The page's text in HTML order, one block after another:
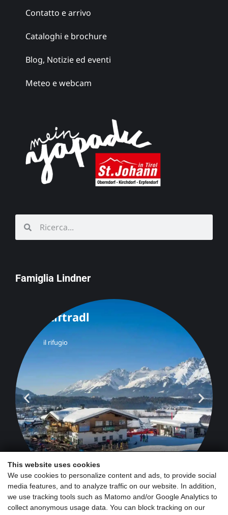
This website uses cookies
We use cookies to personalize content and ads, to provide social
media features, and to analyze traffic on our website. In addition,
we use tracking tools such as Matomo and/or Google Analytics to
collect anonymous usage data. You can block tracking on our
Contatto e arrivo
Cataloghi e brochure
Blog, Notizie ed eventi
Meteo e webcam
Famiglia Lindner